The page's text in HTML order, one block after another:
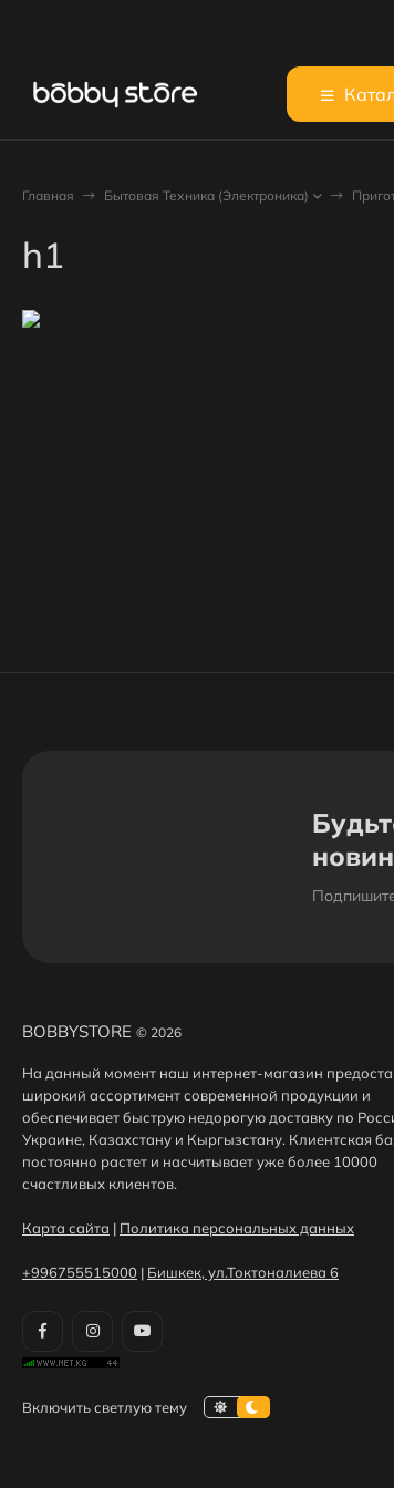
Главная Бытовая Техника (Электроника)
h1
BOBBYSTORE © 2026
На данный момент наш интернет-магазин
широкий ассортимент современной продукции и
обеспечивает быструю недорогую доставку по
Украине, Казахстану и Кыргызстану. Клиентская
постоянно растет и насчитывает уже более 10000
счастливых клиентов.
Карта сайта | Политика персональных данных
+996755515000 | Бишкек, ул.Токтоналиева 6